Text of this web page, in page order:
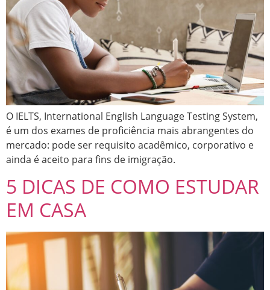
O IELTS, International English Language Testing System,
é um dos exames de proficiência mais abrangentes do
mercado: pode ser requisito acadêmico, corporativo e
ainda é aceito para fins de imigração.
5 DICAS DE COMO ESTUDAR
EM CASA